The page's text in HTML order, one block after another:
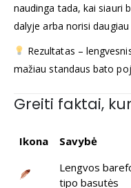
naudinga tada, kai siauri
dalyje arba norisi
Rezultatas –
mažiau standaus bato
Greiti faktai,
Ikona Savybė
Lengvos
tipo basutės